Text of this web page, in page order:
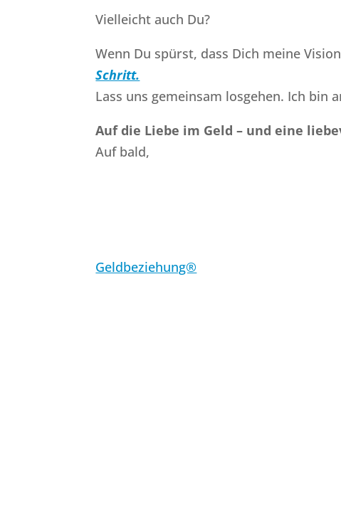
Vielleicht auch Du?
Wenn Du spürst, dass Dich meine
Schritt.
Lass uns gemeinsam losgehen. Ich bin
Auf die Liebe im Geld – und eine
Auf bald,
Geldbeziehung®